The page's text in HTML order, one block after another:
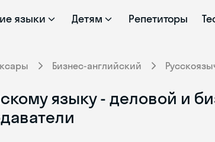
языки Детям Репетиторы
Бизнес-английский
языку - деловой и